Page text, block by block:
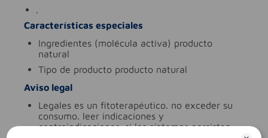
.
Características especiales
ingredientes (molécula activa) producto
natural
tipo de producto producto natural
Aviso legal
legales es un fitoterapéutico. no exceder su
consumo. leer indicaciones y
contraindicaciones. si los síntomas persisten.